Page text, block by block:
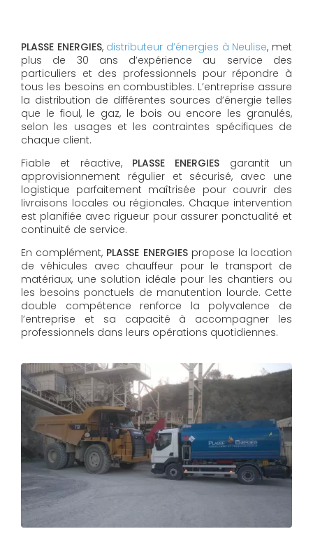
PLASSE ENERGIES, distributeur d’énergies à Neulise, met
plus de 30 ans d’expérience au service des
particuliers et des professionnels pour répondre à
tous les besoins en combustibles. L’entreprise assure
la distribution de différentes sources d’énergie telles
que le fioul, le gaz, le bois ou encore les granulés,
selon les usages et les contraintes spécifiques de
chaque client.
Fiable et réactive, PLASSE ENERGIES garantit un
approvisionnement régulier et sécurisé, avec une
logistique parfaitement maîtrisée pour couvrir des
livraisons locales ou régionales. Chaque intervention
est planifiée avec rigueur pour assurer ponctualité et
continuité de service.
En complément, PLASSE ENERGIESpropose la location
de véhicules avec chauffeur pour le transport de
matériaux, une solution idéale pour les chantiers ou
les besoins ponctuels de manutention lourde. Cette
double compétence renforce la polyvalence de
l’entreprise et sa capacité à accompagner les
professionnels dans leurs opérations quotidiennes.